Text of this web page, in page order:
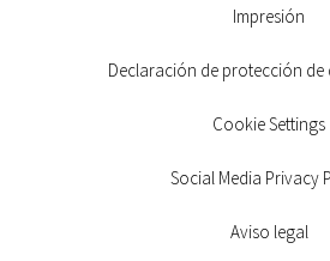
Impresión
Declaración de protección de
Cookie Settings
Social Media Privacy
Aviso legal